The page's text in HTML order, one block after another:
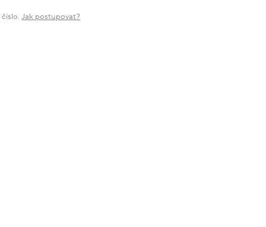
číslo.Jak postupovat?